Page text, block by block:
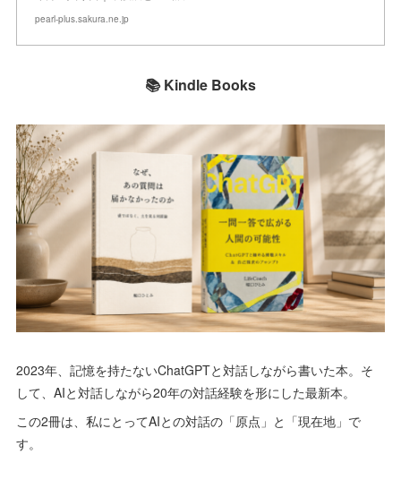
pearl-plus.sakura.ne.jp
📚 Kindle Books
2023年、記憶を持たないChatGPTと対話しながら書いた本。そ
して、AIと対話しながら20年の対話経験を形にした最新本。
この2冊は、私にとってAIとの対話の「原点」と「現在地」で
す。